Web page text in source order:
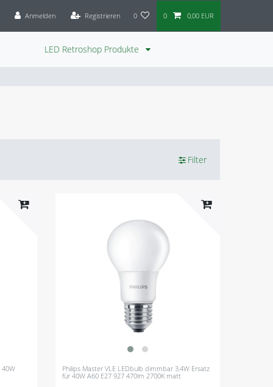
Anmelden Registrieren 0 0 0,00 EUR
LED Retroshop Produkte
Filter
40W
Philips Master VLE LEDbulb dimmbar 3,4W Ersatz
für 40W A60 E27 927 470lm 2700K matt